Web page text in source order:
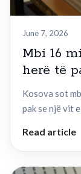
June 7, 2026
Mbi 16
herë të
Kosova sot
pak se një vit
Read article